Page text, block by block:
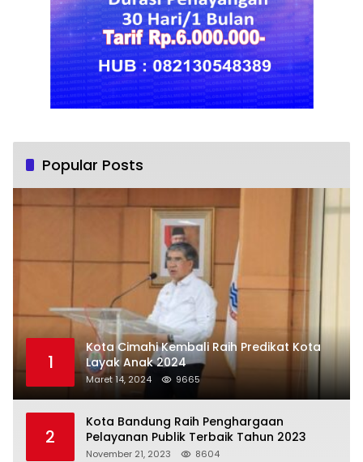
Popular Posts
1
Kota Cimahi Kembali Raih Predikat Kota
Layak Anak 2024
Maret 14, 2024 9665
2
Kota Bandung Raih Penghargaan
Pelayanan Publik Terbaik Tahun 2023
November 21, 2023 8604